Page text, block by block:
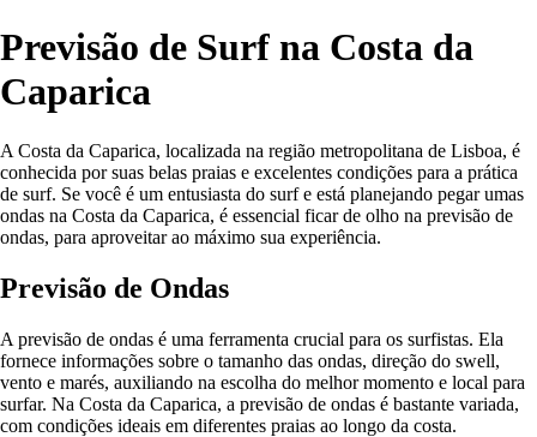
Previsão de Surf na Costa da
Caparica
A Costa da Caparica, localizada na região metropolitana de Lisboa, é
conhecida por suas belas praias e excelentes condições para a prática
de surf. Se você é um entusiasta do surf e está planejando pegar umas
ondas na Costa da Caparica, é essencial ficar de olho na previsão de
ondas, para aproveitar ao máximo sua experiência.
Previsão de Ondas
A previsão de ondas é uma ferramenta crucial para os surfistas. Ela
fornece informações sobre o tamanho das ondas, direção do swell,
vento e marés, auxiliando na escolha do melhor momento e local para
surfar. Na Costa da Caparica, a previsão de ondas é bastante variada,
com condições ideais em diferentes praias ao longo da costa.